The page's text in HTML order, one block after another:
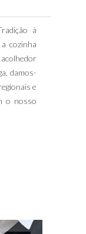
à
cozinha
damos-
e
o nosso